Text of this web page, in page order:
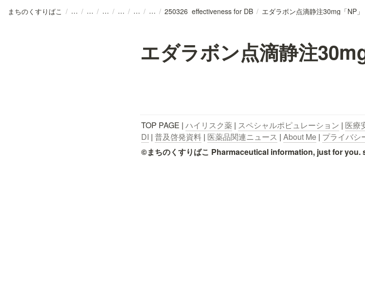
まちのくすりばこ / / / / / / / 250326_effectiveness for DB / エダラボン点滴静注30mg「NP」
エダラボン点滴静注
TOP PAGE | ハイリスク薬 | スペシャルポピュレーション | 医療
DI | 普及啓発資料 | 医薬品関連ニュース | About Me | プライバシ
©まちのくすりばこ Pharmaceutical information, just for you.